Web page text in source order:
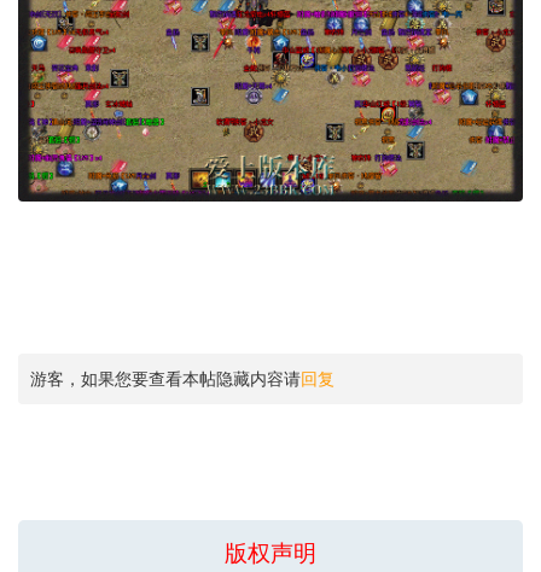
游客，如果您要查看本帖隐藏内容请回复
版权声明